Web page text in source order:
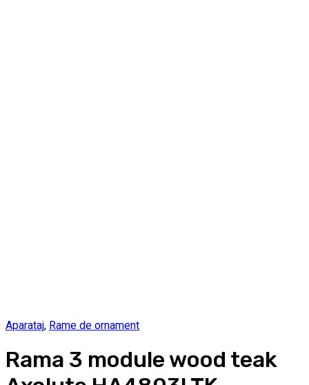
Aparataj, Rame de ornament
Rama 3 module wood teak